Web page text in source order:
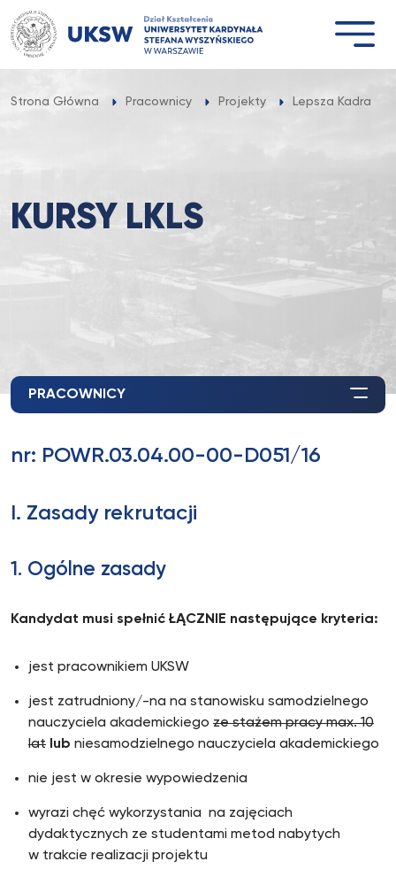
Przejdź
do
treści
Strona Główna Pracownicy Projekty Lepsza Kadra =
KURSY LKLS
PRACOWNICY
nr: POWR.03.04.00-00-D051/16
I. Zasady rekrutacji
1. Ogólne zasady
Kandydat musi spełnić ŁĄCZNIE następujące kryteria:
jest pracownikiem UKSW
jest zatrudniony/-na na stanowisku samodzielnego
nauczyciela akademickiego ze stażem pracy max. 10
lat lub niesamodzielnego nauczyciela akademickiego
nie jest w okresie wypowiedzenia
wyrazi chęć wykorzystania na zajęciach
dydaktycznych ze studentami metod nabytych
w trakcie realizacji projektu